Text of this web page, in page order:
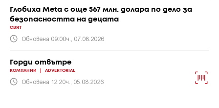
Глобиха Meta с още 567 млн. долара по дело за
безопасността на децата
СВЯТ
Обновена 09:00ч., 07.08.2026
Горди отвътре
КОМПАНИИ ADVERTORIAL
Обновена 12:20ч., 05.08.2026